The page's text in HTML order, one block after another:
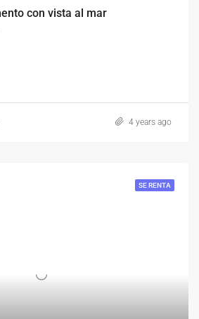
con vista al mar
4 years ago
SE RENTA